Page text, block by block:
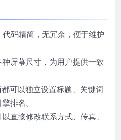
代码精简，无冗余，便于维护
种屏幕尺寸，为用户提供一致
可以独立设置标题、关键词
排名。
以直接修改联系方式、传真、